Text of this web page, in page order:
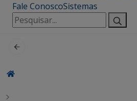
Fale ConoscoSistemas
Pesquisar
por: